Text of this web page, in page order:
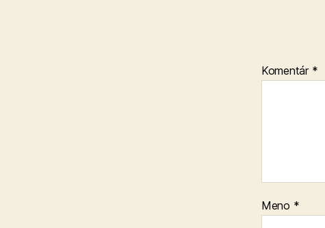
Komentár *
Meno *